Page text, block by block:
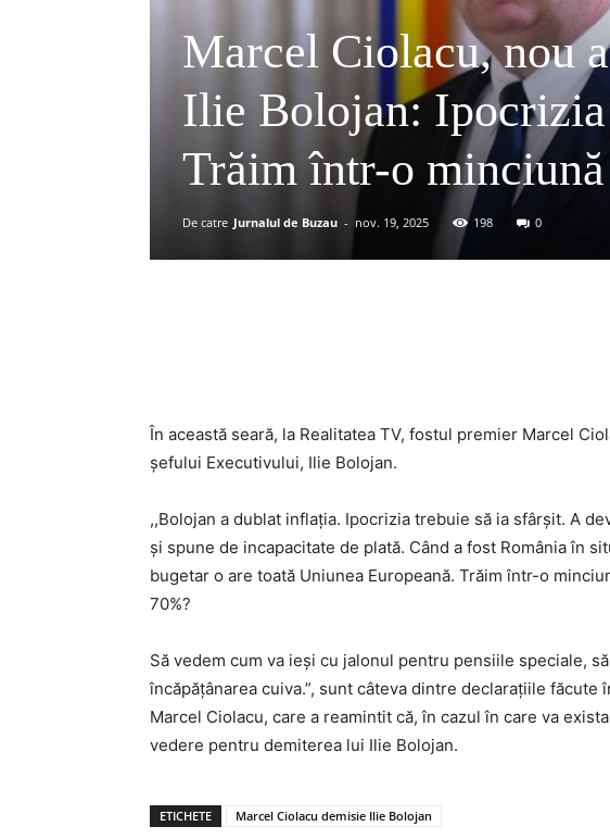
Marcel Ciolacu, nou
Ilie Bolojan:
Trăim într-o
De catre Jurnalul de Buzau - nov. 19, 2025 198 0
În această seară, la Realitatea TV, fostul premier Marcel
șefului Executivului, Ilie Bolojan.
,,Bolojan a dublat inflația. Ipocrizia trebuie să ia sfârșit. A
și spune de incapacitate de plată. Când a fost România în
bugetar o are toată Uniunea Europeană. Trăim într-o
70%?
Să vedem cum va ieși cu jalonul pentru pensiile speciale,
încăpățânarea cuiva.”, sunt câteva dintre declarațiile făcute
Marcel Ciolacu, care a reamintit că, în cazul în care va
vedere pentru demiterea lui Ilie Bolojan.
ETICHETE Marcel Ciolacu demisie Ilie Bolojan